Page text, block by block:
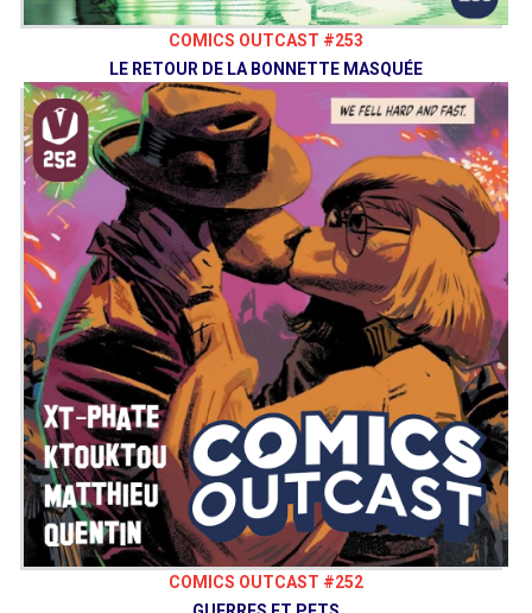
COMICS OUTCAST #253
LE RETOUR DE LA BONNETTE MASQUÉE
COMICS OUTCAST #252